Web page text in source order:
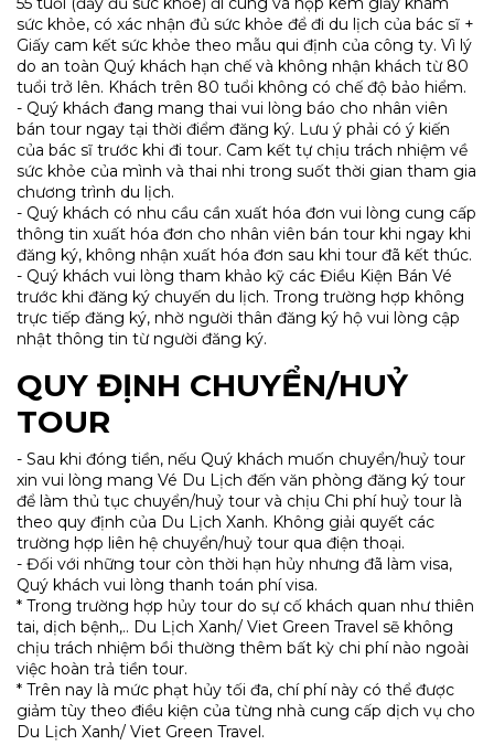
sức khỏe, có xác nhận đủ sức khỏe để đi du lịch của bác sĩ +
Giấy cam kết sức khỏe theo mẫu qui định của công ty. Vì lý
do an toàn Quý khách hạn chế và không nhận khách từ 80
tuổi trở lên. Khách trên 80 tuổi không có chế độ bảo hiểm.
- Quý khách đang mang thai vui lòng báo cho nhân viên
bán tour ngay tại thời điểm đăng ký. Lưu ý phải có ý kiến
của bác sĩ trước khi đi tour. Cam kết tự chịu trách nhiệm về
sức khỏe của mình và thai nhi trong suốt thời gian tham gia
chương trình du lịch.
- Quý khách có nhu cầu cần xuất hóa đơn vui lòng cung cấp
thông tin xuất hóa đơn cho nhân viên bán tour khi ngay khi
đăng ký, không nhận xuất hóa đơn sau khi tour đã kết thúc.
- Quý khách vui lòng tham khảo kỹ các Điều Kiện Bán Vé
trước khi đăng ký chuyến du lịch. Trong trường hợp không
trực tiếp đăng ký, nhờ người thân đăng ký hộ vui lòng cập
nhật thông tin từ người đăng ký.
QUY ĐỊNH CHUYỂN/HUỶ
TOUR
- Sau khi đóng tiền, nếu Quý khách muốn chuyển/huỷ tour
xin vui lòng mang Vé Du Lịch đến văn phòng đăng ký tour
để làm thủ tục chuyển/huỷ tour và chịu Chi phí huỷ tour là
theo quy định của Du Lịch Xanh. Không giải quyết các
trường hợp liên hệ chuyển/huỷ tour qua điện thoại.
- Đối với những tour còn thời hạn hủy nhưng đã làm visa,
Quý khách vui lòng thanh toán phí visa.
* Trong trường hợp hủy tour do sự cố khách quan như thiên
tai, dịch bệnh,.. Du Lịch Xanh/ Viet Green Travel sẽ không
chịu trách nhiệm bồi thường thêm bất kỳ chi phí nào ngoài
việc hoàn trả tiền tour.
* Trên nay là mức phạt hủy tối đa, chí phí này có thể được
giảm tùy theo điều kiện của từng nhà cung cấp dịch vụ cho
Du Lịch Xanh/ Viet Green Travel.